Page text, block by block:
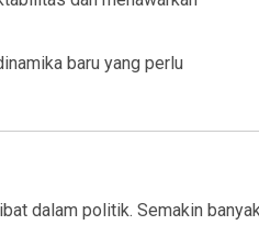
baru yang perlu
dalam politik. Semakin